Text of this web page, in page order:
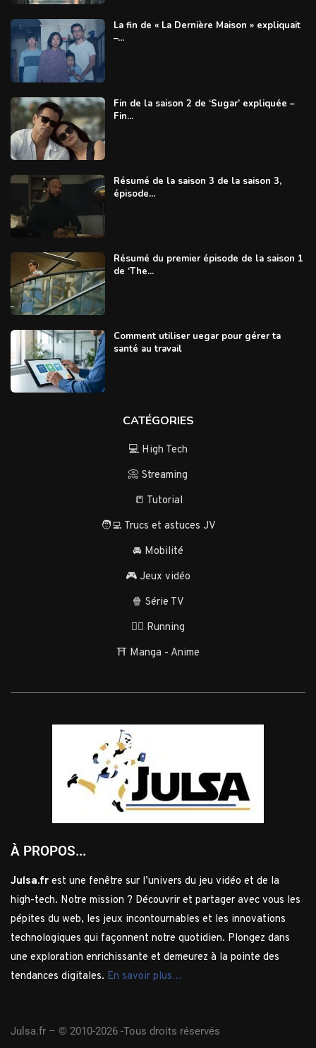
La fin de « La Dernière Maison » expliquait
–...
Fin de la saison 2 de ‘Sugar’ expliquée –
Fin...
Résumé de la saison 3 de la saison 3,
épisode...
Résumé du premier épisode de la saison 1
de ‘The...
Comment utiliser uegar pour gérer ta
santé au travail
CATÉGORIES
💻 High Tech
📀 Streaming
📒 Tutorial
🧑‍💻 Trucs et astuces JV
🚘 Mobilité
🎮 Jeux vidéo
🍿 Série TV
🏃‍♂️ Running
⛩️ Manga - Anime
À PROPOS...
Julsa.fr est une fenêtre sur l’univers du jeu vidéo et de la
high-tech. Notre mission ? Découvrir et partager avec vous les
pépites du web, les jeux incontournables et les innovations
technologiques qui façonnent notre quotidien. Plongez dans
une exploration enrichissante et demeurez à la pointe des
tendances digitales. En savoir plus…
Julsa.fr – © 2010-2026 -Tous droits réservés